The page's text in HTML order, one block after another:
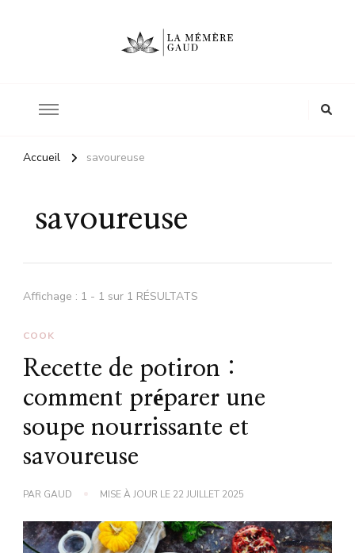
Accueil savoureuse
savoureuse
Affichage : 1 - 1 sur 1 RÉSULTATS
COOK
Recette de potiron :
comment préparer une
soupe nourrissante et
savoureuse
PAR GAUD MISE À JOUR LE 22 JUILLET 2025